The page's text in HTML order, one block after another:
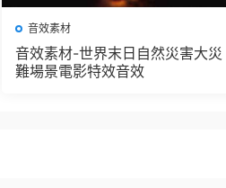
音效素材
音效素材-世界末日自然災害大災
難場景電影特效音效